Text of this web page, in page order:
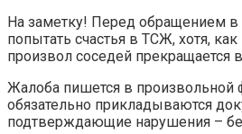
На заметку! Перед обращением
попытать счастья в ТСЖ, хотя,
произвол соседей прекращается
Жалоба пишется в произвольной
обязательно прикладываются
подтверждающие нарушения –